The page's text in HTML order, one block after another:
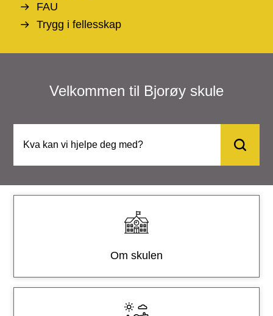
e
FAU
Trygg i fellesskap
Velkommen til Bjorøy skule
t
Om skulen